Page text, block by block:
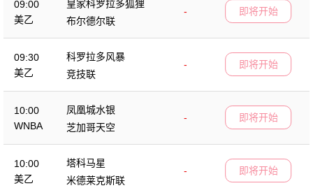
09:00
美乙
皇家科罗拉多狐狸
-
布尔德尔联
即将开始
09:30
美乙
科罗拉多风暴
-
竞技联
即将开始
10:00
WNBA
凤凰城水银
-
芝加哥天空
即将开始
10:00
美乙
塔科马星
-
米德莱克斯联
即将开始